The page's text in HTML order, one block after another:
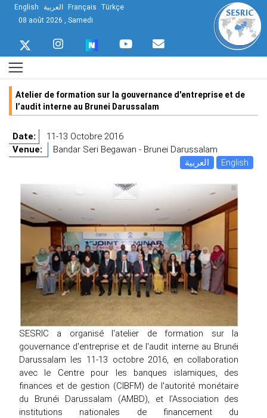
English العربية Français Türkçe
08 août 2026 , Samedi
Atelier de formation sur la gouvernance d'entreprise et de
l’audit interne au Brunei Darussalam
Date:
11-13 Octobre 2016
Venue:
Bandar Seri Begawan - Brunei Darussalam
العربية
English
SESRIC a organisé l'atelier de formation sur la
gouvernance d'entreprise et de l'audit interne au Brunéi
Darussalam les 11-13 octobre 2016, en collaboration
avec le Centre pour les banques islamiques, des
finances et de gestion (CIBFM) de l'autorité monétaire
du Brunéi Darussalam (AMBD), et l’Association des
institutions nationales de financement du